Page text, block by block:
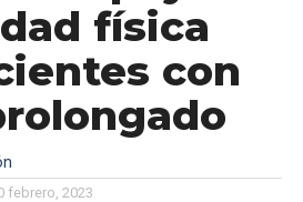
física
con
febrero, 2023